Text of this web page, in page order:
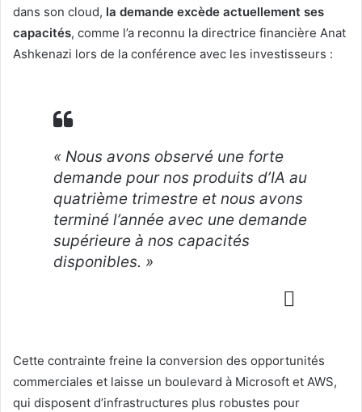
dans son cloud, la demande excède actuellement ses
capacités, comme l’a reconnu la directrice financière Anat
Ashkenazi lors de la conférence avec les investisseurs :
« Nous avons observé une forte
demande pour nos produits d’IA au
quatrième trimestre et nous avons
terminé l’année avec une demande
supérieure à nos capacités
disponibles. »
Cette contrainte freine la conversion des opportunités
commerciales et laisse un boulevard à Microsoft et AWS,
qui disposent d’infrastructures plus robustes pour